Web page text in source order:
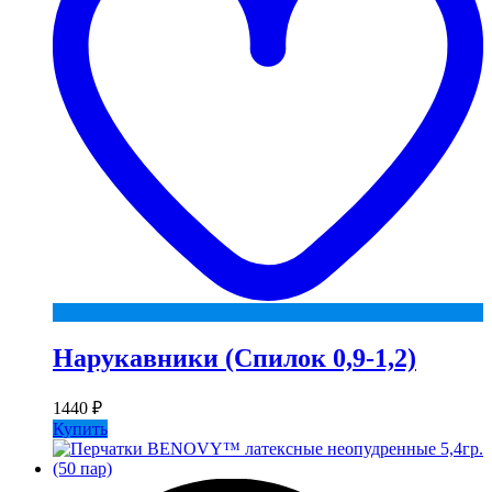
Нарукавники (Спилок 0,9-1,2)
1440 ₽
Купить